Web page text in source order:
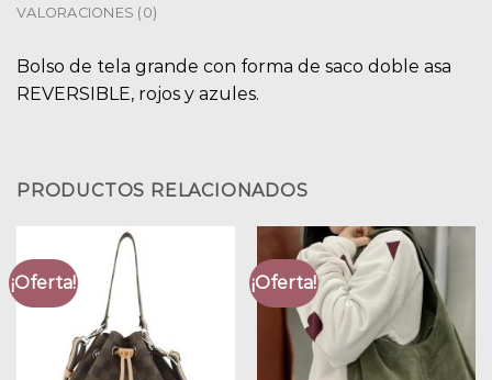
VALORACIONES (0)
Bolso de tela grande con forma de saco doble asa
REVERSIBLE, rojos y azules.
PRODUCTOS RELACIONADOS
¡Oferta! ¡Oferta!